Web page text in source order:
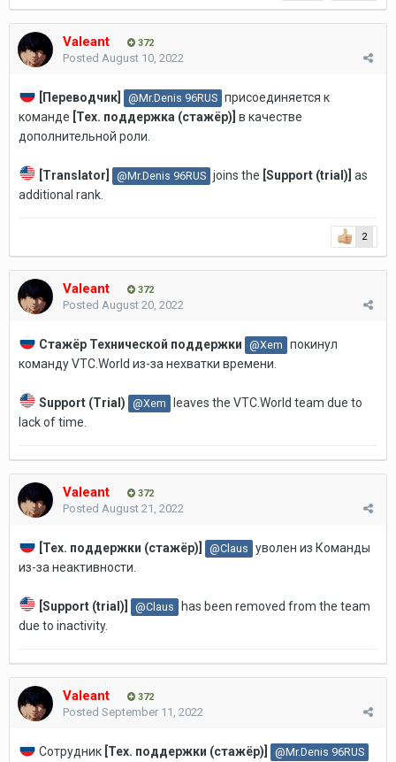
Valeant 372
Posted August 10, 2022
[Переводчик] @Mr.Denis 96RUS присоединяется к
команде [Тех. поддержка (стажёр)] в качестве
дополнительной роли.
Translator @Mr.Denis 96RUS joins the [Support (trial) as
additional rank.
2
Valeant 372
Posted August 20, 2022
Стажёр Технической поддержки @Xem покинул
команду VTC.World из-за нехватки времени.
Support (Trial) @Xem leaves the VTC.World team due to
lack of time.
Valeant 372
Posted August 21, 2022
[Тех. поддержки (стажёр)] @Claus уволен из Команды
из-за неактивности.
[Support (trial) @Claus
has been removed from the team
due to inactivity.
Valeant 372
Posted September 11, 2022
Сотрудник [Тех. поддержки (стажёр)] @Mr.Denis 96RUS